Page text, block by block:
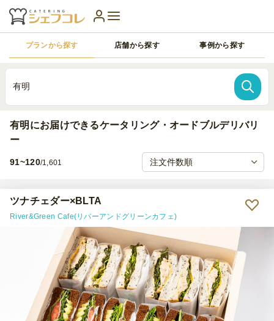
プランから探す 店舗から探す 事例から探す
有明
有明にお届けできるケータリング・オードブルデリバリ
ー
91~120/1,601
ツナチェダー×BLTA
River&Green Cafe(リバーアンドグリーンカフェ)